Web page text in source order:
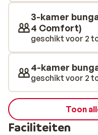
maar beginnen!
3-kamer
4 Comfort)
geschikt voor 2
4-kamer
geschikt voor 2
Toon
Faciliteiten